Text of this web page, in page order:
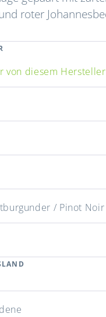
roter
von diesem Hersteller
/ Pinot Noir